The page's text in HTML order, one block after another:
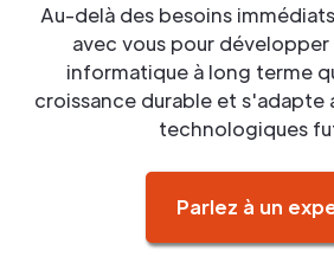
Au-delà des besoins
avec vous pour
informatique à long terme
croissance durable et s'adapte
technologiques
Parlez à un